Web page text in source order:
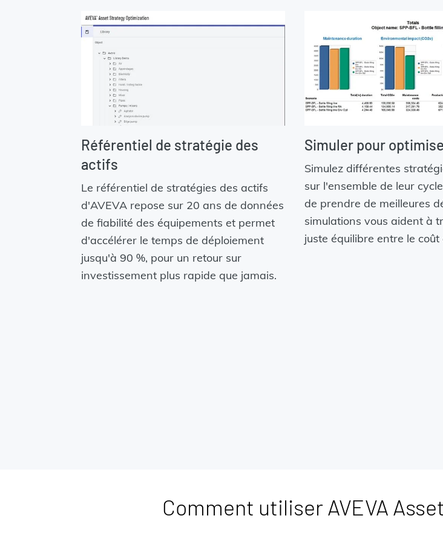
Référentiel de stratégie des
actifs
Le référentiel de stratégies des actifs
d'AVEVA repose sur 20 ans de données
de fiabilité des équipements et permet
d'accélérer le temps de déploiement
jusqu'à 90 %, pour un retour sur
investissement plus rapide que jamais.
Simuler pour
Simulez différentes
sur l'ensemble de leur
de prendre de meilleures
simulations vous aident à
juste équilibre entre le coût
Comment utiliser AVEVA